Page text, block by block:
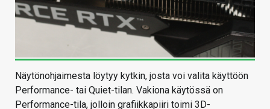
Näytönohjaimesta löytyy kytkin, josta voi valita käyttöön
Performance- tai Quiet-tilan. Vakiona käytössä on
Performance-tila, jolloin grafiikkapiiri toimi 3D-